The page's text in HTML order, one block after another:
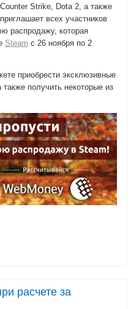
Strike, Dota 2, а также
всех участников
распродажу, которая
Steam с 26 ноября по 2
приобрести эксклюзивные
получить некоторые из
расчете за